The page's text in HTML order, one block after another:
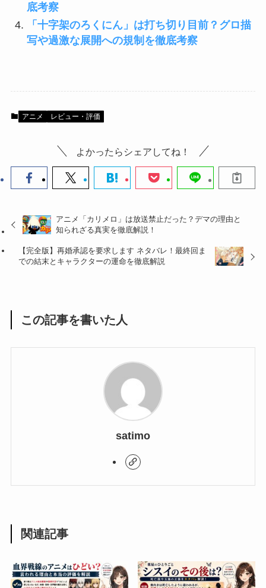
底考察
「十字架のろくにん」は打ち切り目前？グロ描
写や過激な展開への規制を徹底考察
アニメ レビュー・評価
よかったらシェアしてね！
アニメ「カリメロ」は放送禁止だった？デマの理由と
知られざる真実を徹底解説！
【完全版】再婚承認を要求します ネタバレ！最終回ま
での結末とキャラクターの運命を徹底解説
この記事を書いた人
satimo
関連記事